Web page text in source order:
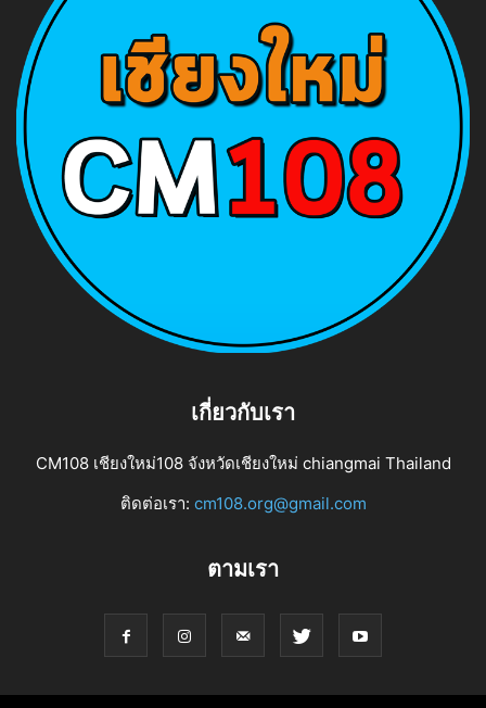
เกี่ยวกับเรา
CM108 เชียงใหม่108 จังหวัดเชียงใหม่ chiangmai Thailand
ติดต่อเรา: cm108.org@gmail.com
ตามเรา